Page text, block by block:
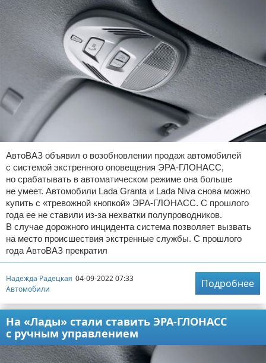
АвтоВАЗ объявил о возобновлении продаж автомобилей
с системой экстренного оповещения ЭРА-ГЛОНАСС,
но срабатывать в автоматическом режиме она больше
не умеет. Автомобили Lada Granta и Lada Niva снова можно
купить с «тревожной кнопкой» ЭРА-ГЛОНАСС. С прошлого
года ее не ставили из-за нехватки полупроводников.
В случае дорожного инцидента система позволяет вызвать
на место происшествия экстренные службы. С прошлого
года АвтоВАЗ прекратил
Надежда Радецкая 04-09-2022 07:33
Автомобили
Подробнее
На «Лады» стали ставить ЭРА-ГЛОНАСС
с ручным управлением